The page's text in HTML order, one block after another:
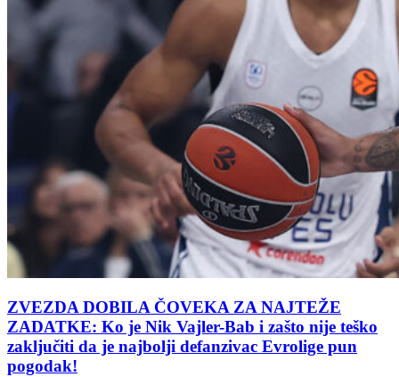
ZVEZDA DOBILA ČOVEKA ZA NAJTEŽE
ZADATKE: Ko je Nik Vajler-Bab i zašto nije teško
zaključiti da je najbolji defanzivac Evrolige pun
pogodak!